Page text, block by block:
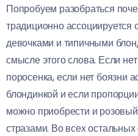
Попробуем разобраться
традиционно ассоциируется
девочками и типичными
смысле этого слова. Если
поросенка, если нет боязни
блондинкой и если
можно приобрести и
стразами. Во всех